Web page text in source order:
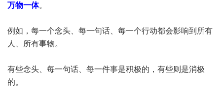
万物一体。
例如，每一个念头、每一句话、每一个行动都会影响到所有
人、所有事物。
有些念头、每一句话、每一件事是积极的，有些则是消极
的。